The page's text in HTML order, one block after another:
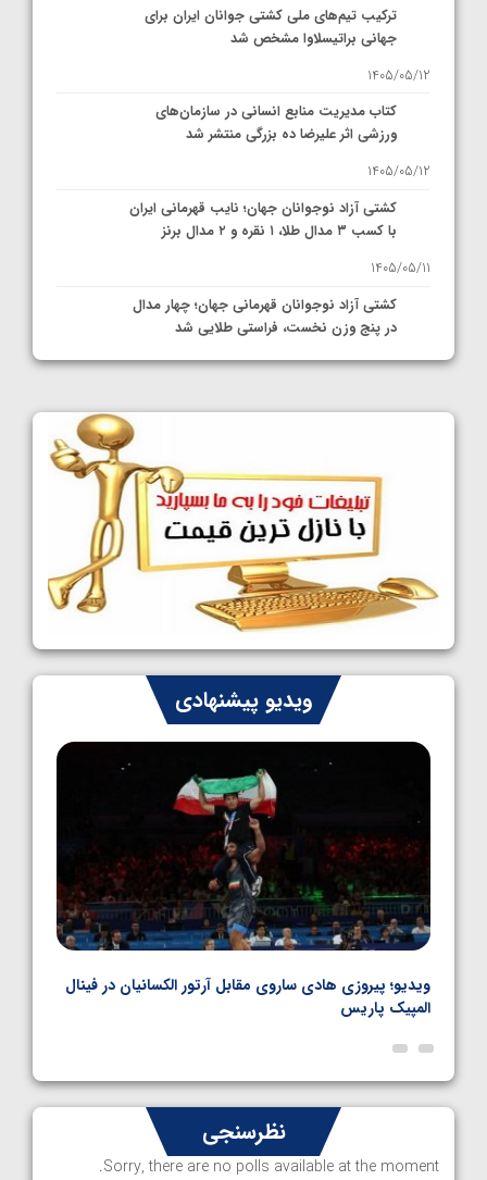
ترکیب تیم‌های ملی کشتی جوانان ایران برای
جهانی براتیسلاوا مشخص شد
1405/05/12
کتاب مدیریت منابع انسانی در سازمان‌های
ورزشی اثر علیرضا ده بزرگی منتشر شد
1405/05/12
کشتی آزاد نوجوانان جهان؛ نایب قهرمانی ایران
با کسب ۳ مدال طلا، ۱ نقره و ۲ مدال برنز
1405/05/11
کشتی آزاد نوجوانان قهرمانی جهان؛ چهار مدال
در پنج وزن نخست، فراستی طلایی شد
1405/05/11
کشتی آزاد نوجوانان جهان؛ رقبای نمایندگان
ایران مشخص شدند
1405/05/08
کشتی فرنگی نوجوانان جهان؛ سکوی تیمی
سوم برای ایران
1405/05/07
ایران چشم به راه چهار مدال در پنج وزن دوم
کشتی فرنگی نوجوانان جهان
1405/05/06
ویدیو پیشنهادی
ویدیو؛ پیروزی هادی ساروی مقابل آرتور الکسانیان در فینال
المپیک پاریس
نظرسنجی
Sorry, there are no polls available at the moment.